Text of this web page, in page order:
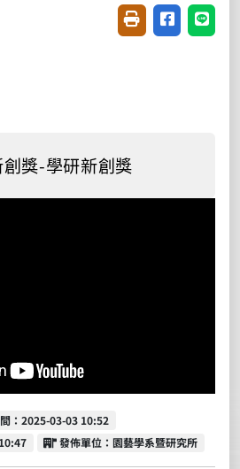
友善列印(開新視
分享至臉書
分享
獎-學研新創獎
：2025-03-03 10:52
發佈單位
發佈單位：園藝學系暨研究所